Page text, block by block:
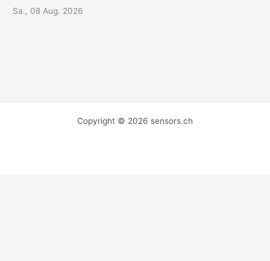
Sa., 08 Aug. 2026
Copyright © 2026 sensors.ch